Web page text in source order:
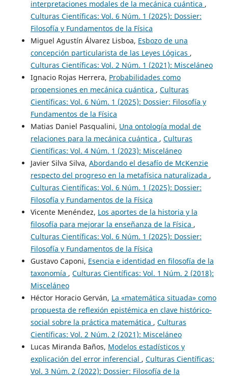
interpretaciones modales de la mecánica cuántica ,
Culturas Científicas: Vol. 6 Núm. 1 (2025): Dossier:
Filosofía y Fundamentos de la Física
Miguel Agustín Álvarez Lisboa, Esbozo de una
concepción particularista de las Leyes Lógicas ,
Culturas Científicas: Vol. 2 Núm. 1 (2021): Misceláneo
Ignacio Rojas Herrera, Probabilidades como
propensiones en mecánica cuántica , Culturas
Científicas: Vol. 6 Núm. 1 (2025): Dossier: Filosofía y
Fundamentos de la Física
Matias Daniel Pasqualini, Una ontología modal de
relaciones para la mecánica cuántica , Culturas
Científicas: Vol. 4 Núm. 1 (2023): Misceláneo
Javier Silva Silva, Abordando el desafío de McKenzie
respecto del progreso en la metafísica naturalizada ,
Culturas Científicas: Vol. 6 Núm. 1 (2025): Dossier:
Filosofía y Fundamentos de la Física
Vicente Menéndez, Los aportes de la historia y la
filosofía para mejorar la enseñanza de la Física ,
Culturas Científicas: Vol. 6 Núm. 1 (2025): Dossier:
Filosofía y Fundamentos de la Física
Gustavo Caponi, Esencia e identidad en filosofía de la
taxonomía , Culturas Científicas: Vol. 1 Núm. 2 (2018):
Misceláneo
Héctor Horacio Gerván, La «matemática situada» como
propuesta de reflexión epistémica en clave histórico-
social sobre la práctica matemática , Culturas
Científicas: Vol. 2 Núm. 2 (2021): Misceláneo
Lucas Miranda Baños, Modelos estadísticos y
explicación del error inferencial , Culturas Científicas:
Vol. 3 Núm. 2 (2022): Dossier: Filosofía de la